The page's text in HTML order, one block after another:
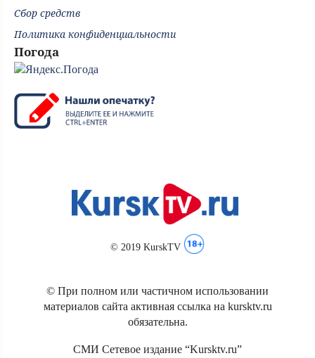
Сбор средств
Политика конфиденциальности
Погода
© 2019 KurskTV
© При полном или частичном использовании
материалов сайта активная ссылка на kursktv.ru
обязательна.
СМИ Сетевое издание “Kursktv.ru”